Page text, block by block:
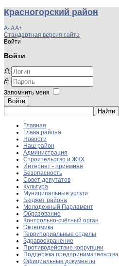
Красногорский район
A-AA+
Стандартная версия сайта
Войти
Войти
Запомнить меня
Войти
Главная
Глава района
Новости
Наш район
Администрация
Строительство и ЖКХ
Интернет - приемная
Безопасность
Совет депутатов
Культура
Муниципальные услуги
Бюджет района
Молодежный Парламент
Образование
Контрольно-счётный орган
Экономика
Территориальные отделы
Здравоохранение
Противодействие коррупции
Поддержка предпринимательства
Официальные документы